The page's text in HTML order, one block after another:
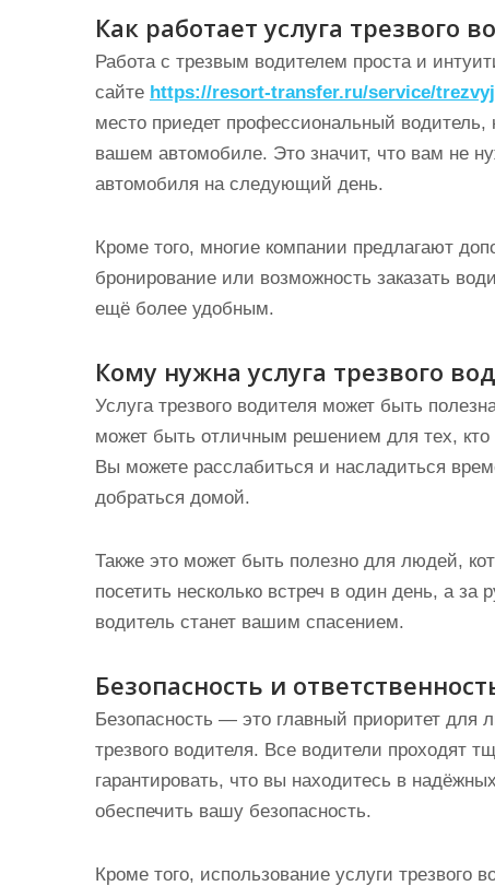
Как работает услуга трезвого
Работа с трезвым водителем проста и
сайте https://resort-transfer.ru/service/
место приедет профессиональный
вашем автомобиле. Это значит, что вам не
автомобиля на следующий день.
Кроме того, многие компании предлагают
бронирование или возможность заказать
ещё более удобным.
Кому нужна услуга трезвого
Услуга трезвого водителя может быть
может быть отличным решением для тех, кто
Вы можете расслабиться и насладиться
добраться домой.
Также это может быть полезно для людей,
посетить несколько встреч в один день, а
водитель станет вашим спасением.
Безопасность и
Безопасность — это главный приоритет
трезвого водителя. Все водители проходят
гарантировать, что вы находитесь в
обеспечить вашу безопасность.
Кроме того, использование услуги трезвого